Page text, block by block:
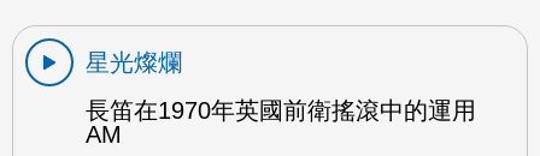
星光燦爛
長笛在1970年英國前衛搖滾中的運用
AM